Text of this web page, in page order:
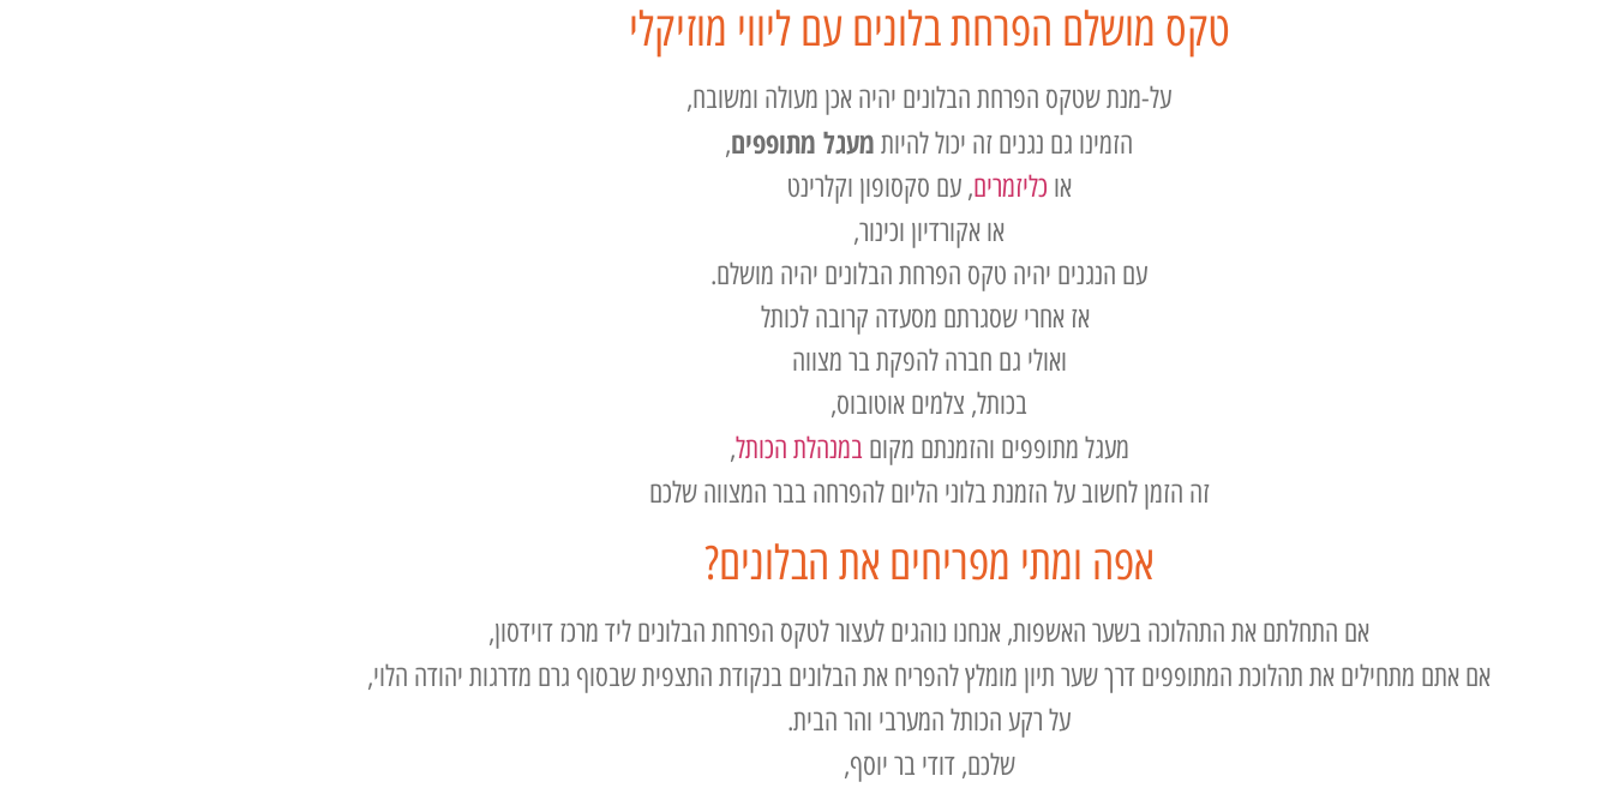
טקס מושלם הפרחת בלונים עם ליווי מוזיקלי
על-מנת שטקס הפרחת הבלונים יהיה אכן מעולה ומשובח,
הזמינו גם נגנים זה יכול להיות מעגל מתופפים,
או כליזמרים, עם סקסופון וקלרינט
או אקורדיון וכינור,
עם הנגנים יהיה טקס הפרחת הבלונים יהיה מושלם.
אז אחרי שסגרתם מסעדה קרובה לכותל
ואולי גם חברה להפקת בר מצווה
בכותל, צלמים אוטובוס,
מעגל מתופפים והזמנתם מקוםבמנהלת הכותל,
זה הזמן לחשוב על הזמנת בלוני הליום להפרחה בבר המצווה שלכם
אפה ומתי מפריחים את הבלונים?
אם התחלתם את התהלוכה בשער האשפות, אנחנו נוהגים לעצור לטקס הפרחת הבלונים ליד מרכז דוידסון,
אם אתם מתחילים את תהלוכת המתופפים דרך שער תיון מומלץ להפריח את הבלונים בנקודת התצפית שבסוף גרם מדרגות יהודה הלוי,
על רקע הכותל המערבי והר הבית.
שלכם, דודי בר יוסף,